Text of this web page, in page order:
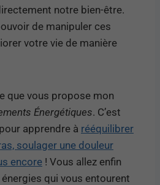
notre bien-être.
de manipuler ces
votre vie de manière
que vous propose mon
Énergétiques. C’est
apprendre à rééquilibrer
soulager une douleur
encore ! Vous allez enfin
qui vous entourent